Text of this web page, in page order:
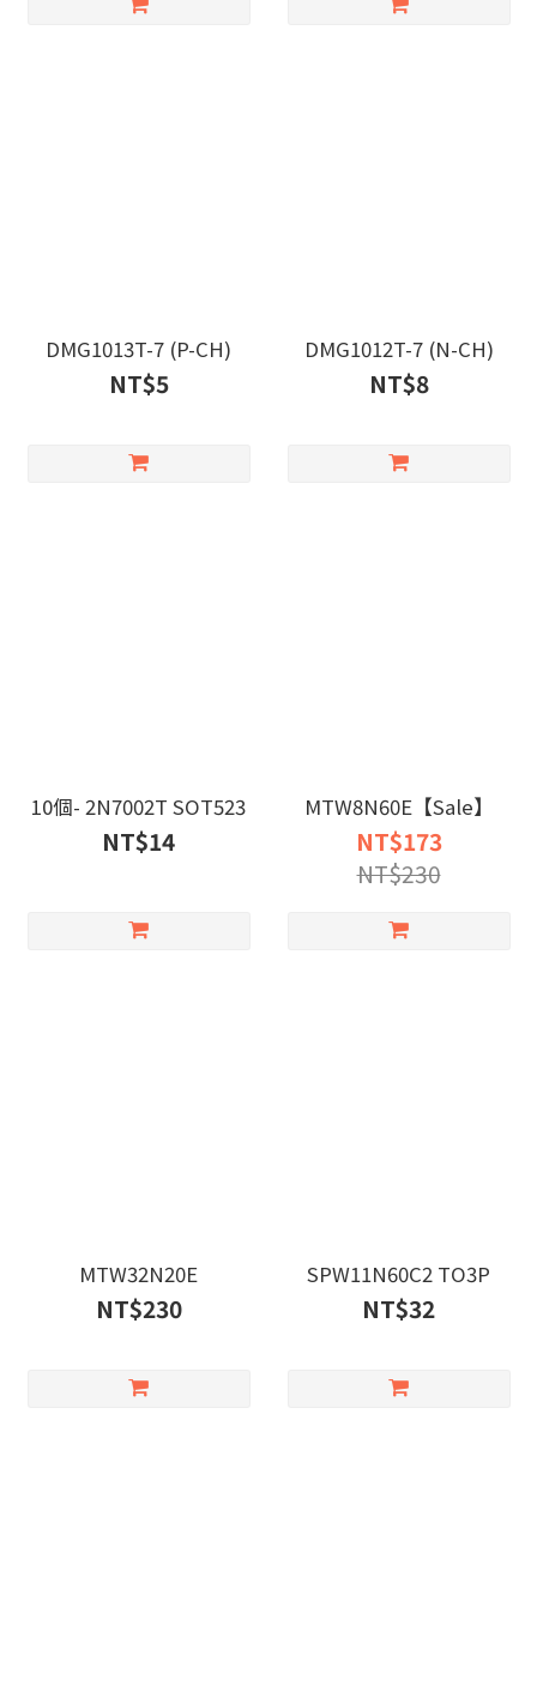
DMG1013T-7 (P-CH)
NT$5
DMG1012T-7 (N-CH)
NT$8
10個- 2N7002T SOT523
NT$14
MTW8N60E【Sale】
NT$173
NT$230
MTW32N20E
NT$230
SPW11N60C2 TO3P
NT$32